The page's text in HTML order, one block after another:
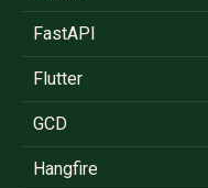
FastAPI
Flutter
GCD
Hangfire